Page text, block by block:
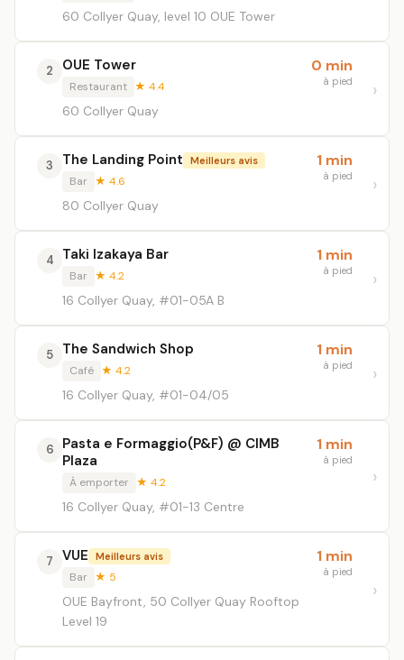
60 Collyer Quay, level 10 OUE Tower
2 OUE Tower
Restaurant ★ 4.4
60 Collyer Quay
0 min
à pied
3 The Landing Point Meilleurs avis
Bar ★ 4.6
80 Collyer Quay
1 min
à pied
4 Taki Izakaya Bar
Bar ★ 4.2
16 Collyer Quay, #01-05A B
1 min
à pied
5 The Sandwich Shop
Café ★ 4.2
16 Collyer Quay, #01-04/05
1 min
à pied
6
Pasta e Formaggio(P&F) @ CIMB
Plaza
À emporter ★ 4.2
16 Collyer Quay, #01-13 Centre
1 min
à pied
7 VUE Meilleurs avis
Bar ★ 5
OUE Bayfront, 50 Collyer Quay Rooftop
Level 19
1 min
à pied